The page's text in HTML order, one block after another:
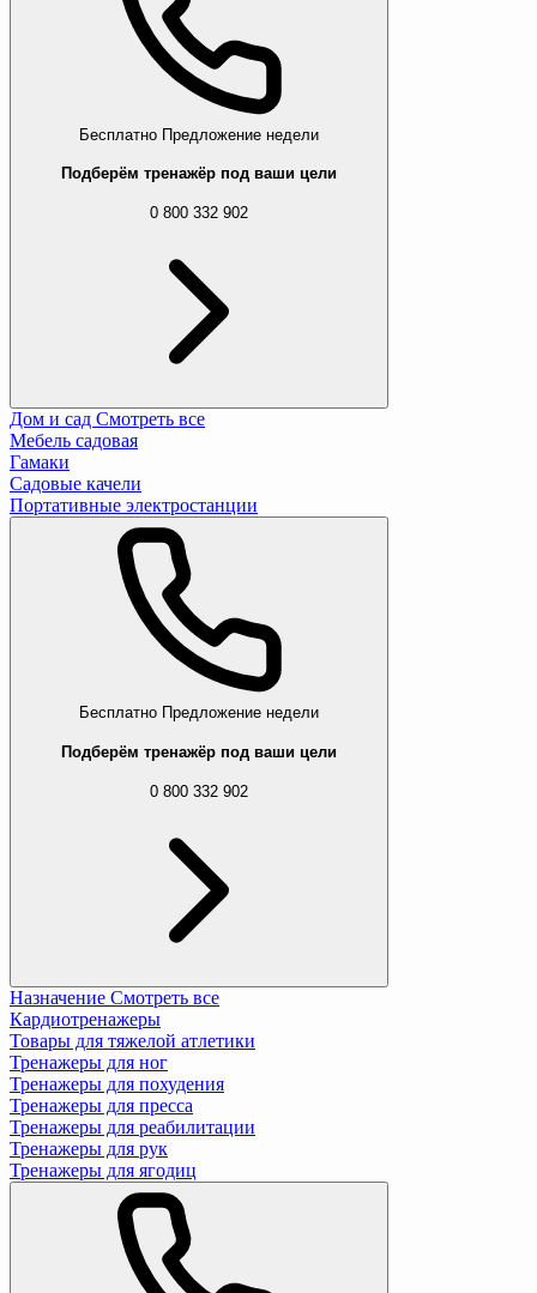
Бесплатно Предложение недели
Подберём тренажёр под ваши цели
0 800 332 902
Дом и сад Смотреть все
Мебель садовая
Гамаки
Садовые качели
Портативные электростанции
Бесплатно Предложение недели
Подберём тренажёр под ваши цели
0 800 332 902
Назначение Смотреть все
Кардиотренажеры
Товары для тяжелой атлетики
Тренажеры для ног
Тренажеры для похудения
Тренажеры для пресса
Тренажеры для реабилитации
Тренажеры для рук
Тренажеры для ягодиц